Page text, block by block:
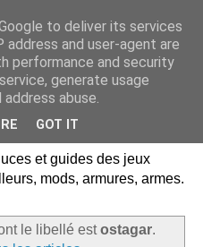
:
infos sur
Age.
et guides des jeux
mods, armures, armes.
le libellé estostagar.
to deliver its services
address and user-agent are
performance and security
generate usage
abuse.
GOT IT